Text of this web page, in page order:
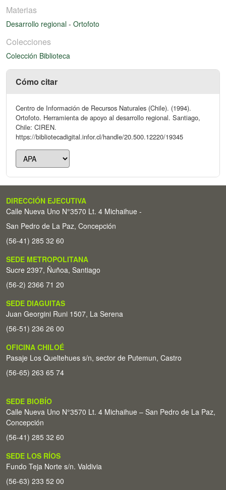
Materias
Desarrollo regional - Ortofoto
Colecciones
Colección Biblioteca
Cómo citar
Centro de Información de Recursos Naturales (Chile). (1994).
Ortofoto. Herramienta de apoyo al desarrollo regional. Santiago,
Chile: CIREN.
https://bibliotecadigital.infor.cl/handle/20.500.12220/19345
DIRECCIÓN EJECUTIVA
Calle Nueva Uno N°3570 Lt. 4 Michaihue -
San Pedro de La Paz, Concepción
(56-41) 285 32 60
SEDE METROPOLITANA
Sucre 2397, Ñuñoa, Santiago
(56-2) 2366 71 20
SEDE DIAGUITAS
Juan Georgini Runi 1507, La Serena
(56-51) 236 26 00
OFICINA CHILOÉ
Pasaje Los Queltehues s/n, sector de Putemun, Castro
(56-65) 263 65 74
SEDE BIOBÍO
Calle Nueva Uno N°3570 Lt. 4 Michaihue – San Pedro de La Paz,
Concepción
(56-41) 285 32 60
SEDE LOS RÍOS
Fundo Teja Norte s/n. Valdivia
(56-63) 233 52 00